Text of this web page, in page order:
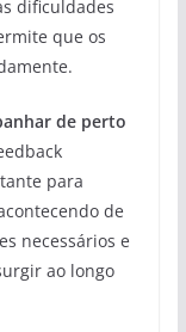
dificuldades
que os
de perto
para
de
necessários e
ao longo